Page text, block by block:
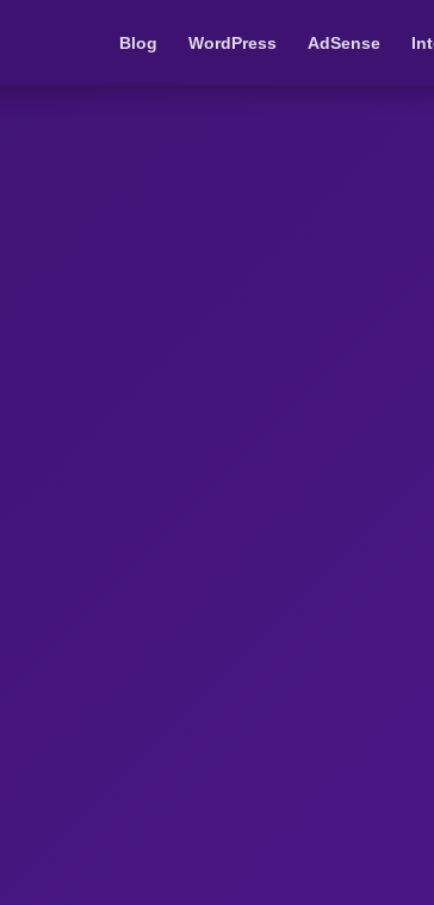
Blog WordPress AdSense